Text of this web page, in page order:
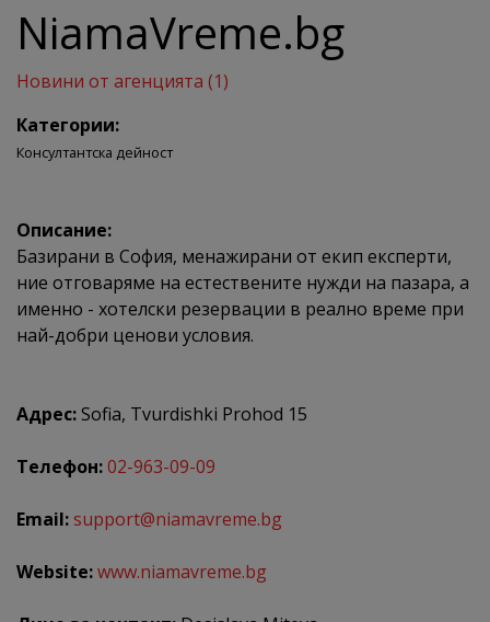
NiamaVreme.bg
Новини от агенцията (1)
Категории:
Консултантска дейност
Описание:
Базирани в София, менажирани от екип експерти,
ние отговаряме на естествените нужди на пазара, а
именно - хотелски резервации в реално време при
най-добри ценови условия.
Адрес:Sofia, Tvurdishki Prohod 15
Телефон:02-963-09-09
Email:support@niamavreme.bg
Website:www.niamavreme.bg